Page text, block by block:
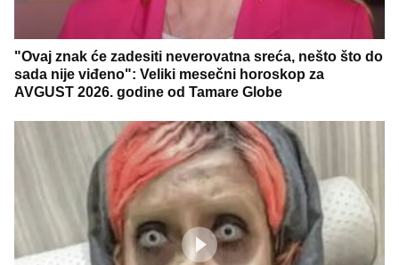
"Ovaj znak će zadesiti neverovatna sreća, nešto što do
sada nije viđeno": Veliki mesečni horoskop za
AVGUST 2026. godine od Tamare Globe